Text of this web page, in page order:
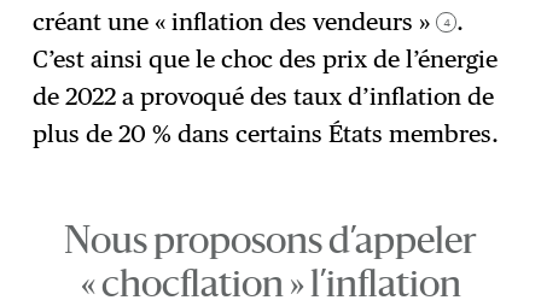
créant une « inflation des vendeurs » 4 .
C’est ainsi que le choc des prix de l’énergie
de 2022 a provoqué des taux d’inflation de
plus de 20 % dans certains États membres.
Nous proposons d’appeler
« chocflation » l’inflation